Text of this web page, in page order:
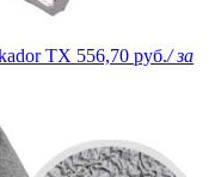
TX 556,70 руб./ за